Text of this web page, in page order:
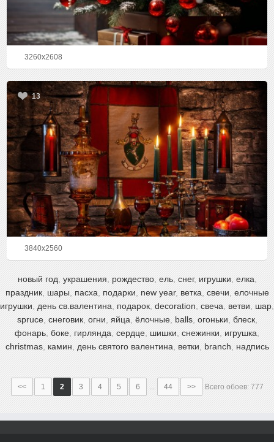
3260x2608
13
3840x2560
новый год украшения рождество, ель, снег, игрушки елка
праздник, шары, пасха подарки new year, ветка свечи елочные
игрушки
день св.валентина подарок decoration свеча ветви шар
spruce, снеговик, огни яйца ёлочные, balls, огоньки блеск,
фонарь боке гирлянда сердце шишки снежинки игрушка
christmas, камин день святого валентина ветки branch надпись
<< 1 2 3 4 5 6 ... 44 >> Всего обоев: 777